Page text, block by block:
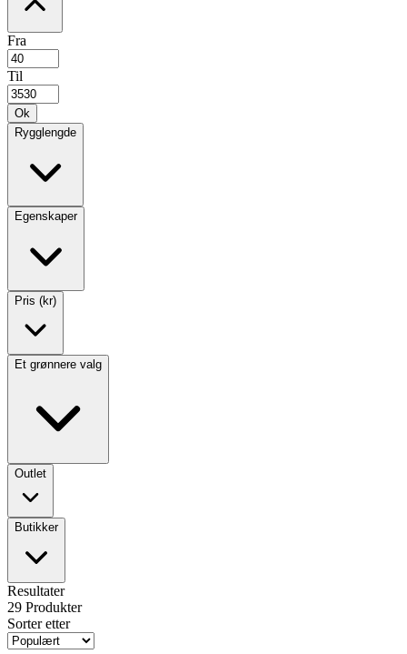
Fra
Til
Ok
Rygglengde
Egenskaper
Pris (kr)
Et grønnere valg
Outlet
Butikker
Resultater
29 Produkter
Sorter etter